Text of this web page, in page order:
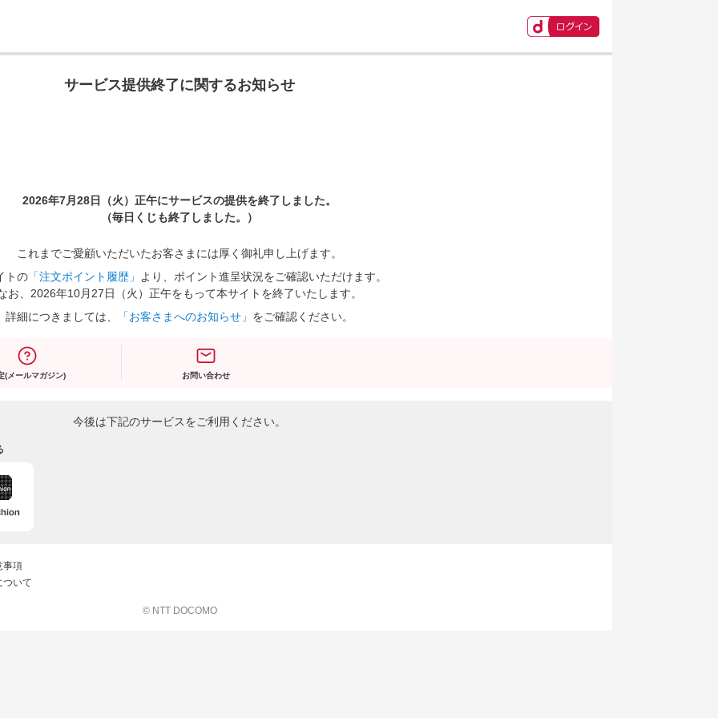
サービス提供終了に関するお知らせ
2026年7月28日（火）正午にサービスの提供を終了しました。
（毎日くじも終了しました。）
これまでご愛顧いただいたお客さまには厚く御礼申し上げます。
トの 「注文ポイント履歴」
より、ポイント進呈状況をご確認いただけます。
お、2026年10月27日（火）正午をもって本サイトを終了いたします。
詳細につきましては、
「お客さまへのお知らせ」 をご確認ください。
(メールマガジン) お問い合わせ
今後は下記のサービスをご利用ください。
事項
ついて
© NTT DOCOMO